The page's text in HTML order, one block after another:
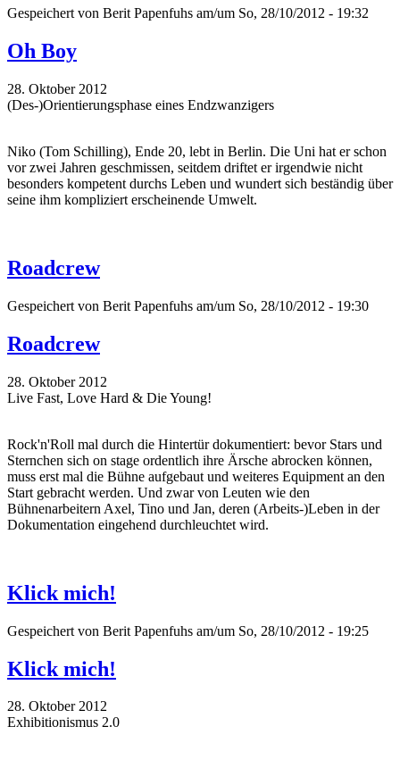
Gespeichert von Berit Papenfuhs am/um So, 28/10/2012 - 19:32
Oh Boy
28. Oktober 2012
(Des-)Orientierungsphase eines Endzwanzigers
Niko (Tom Schilling), Ende 20, lebt in Berlin. Die Uni hat er schon
vor zwei Jahren geschmissen, seitdem driftet er irgendwie nicht
besonders kompetent durchs Leben und wundert sich beständig über
seine ihm kompliziert erscheinende Umwelt.
Roadcrew
Gespeichert von Berit Papenfuhs am/um So, 28/10/2012 - 19:30
Roadcrew
28. Oktober 2012
Live Fast, Love Hard & Die Young!
Rock'n'Roll mal durch die Hintertür dokumentiert: bevor Stars und
Sternchen sich on stage ordentlich ihre Ärsche abrocken können,
muss erst mal die Bühne aufgebaut und weiteres Equipment an den
Start gebracht werden. Und zwar von Leuten wie den
Bühnenarbeitern Axel, Tino und Jan, deren (Arbeits-)Leben in der
Dokumentation eingehend durchleuchtet wird.
Klick mich!
Gespeichert von Berit Papenfuhs am/um So, 28/10/2012 - 19:25
Klick mich!
28. Oktober 2012
Exhibitionismus 2.0